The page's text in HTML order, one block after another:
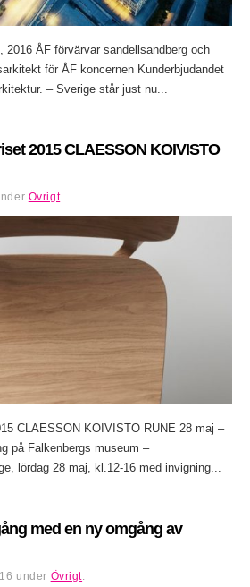
2016 ÅF förvärvar sandellsandberg och
för ÅF koncernen Kunderbjudandet
– Sverige står just nu...
2015 CLAESSON KOIVISTO
Övrigt.
CLAESSON KOIVISTO RUNE 28 maj –
på Falkenbergs museum –
lördag 28 maj, kl.12-16 med invigning...
med en ny omgång av
under Övrigt